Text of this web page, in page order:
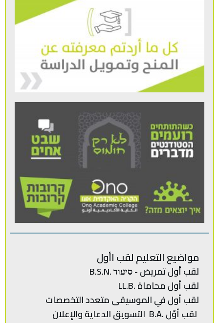
مواضيع التعليم لقب اأول
لقب أول تمريض - סיעוד .B.S.N
لقب أول محاماة .LL.B
لقب‭ ‬أول في‭ ‬الموسيقى‭ ‬متعدد‭ ‬
التخصصات‭
لقب‭ ‬أوّل .‭ ‬B.Aالتسويق‭ ‬الدعاية‭ ‬والإعلان